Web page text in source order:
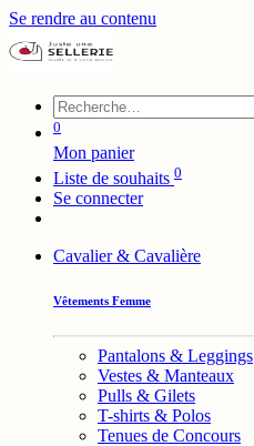
Se rendre au contenu
0
Mon panier
Liste de souhaits 0
Se connecter
Cavalier & Cavalière
Vêtements Femme
Pantalons & Leggings
Vestes & Manteaux
Pulls & Gilets
T-shirts & Polos
Tenues de Concours